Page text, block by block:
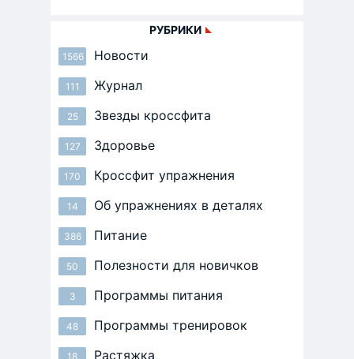
РУБРИКИ
1566 Новости
111 Журнал
25 Звезды кроссфита
127 Здоровье
170 Кроссфит упражнения
14 Об упражнениях в деталях
386 Питание
50 Полезности для новичков
3 Программы питания
48 Программы тренировок
18 Растяжка